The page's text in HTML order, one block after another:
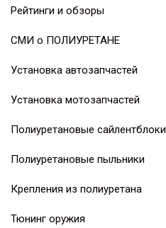
Рейтинги и обзоры
СМИ о ПОЛИУРЕТАНЕ
Установка автозапчастей
Установка мотозапчастей
Полиуретановые сайлентблоки
Полиуретановые пыльники
Крепления из полиуретана
Тюнинг оружия